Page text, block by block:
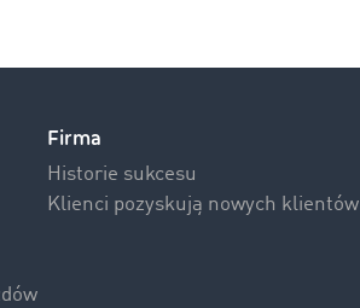
Firma
Historie sukcesu
Klienci pozyskują nowych klientów